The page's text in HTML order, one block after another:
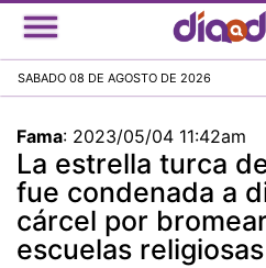
al
SABADO 08 DE AGOSTO DE 2026
Fama: 2023/05/04 11:42am
La estrella turca
fue condenada a
cárcel por
escuelas religiosas